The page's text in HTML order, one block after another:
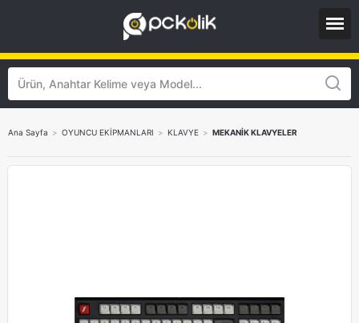
Ana Sayfa > OYUNCU EKİPMANLARI > KLAVYE > MEKANİK KLAVYELER